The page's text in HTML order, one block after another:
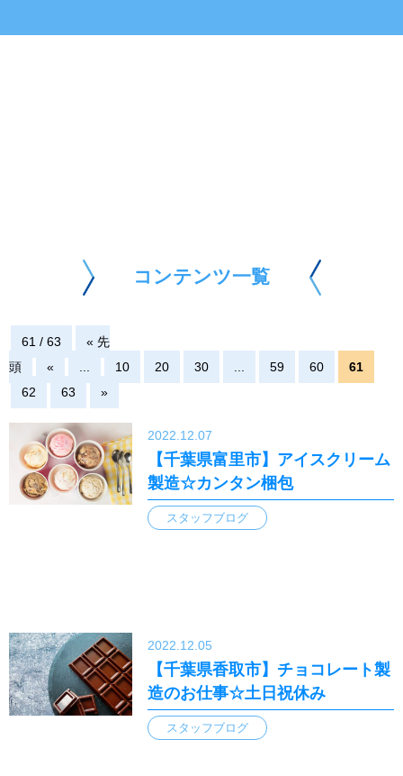
コンテンツ一覧
61 / 63
« 先
頭
« 10 20 30 59 60
61
62
63 »
2022.12.07
【千葉県富里市】アイスクリーム
製造☆カンタン梱包
スタッフブログ
2022.12.05
【千葉県香取市】チョコレート製
造のお仕事☆土日祝休み
スタッフブログ